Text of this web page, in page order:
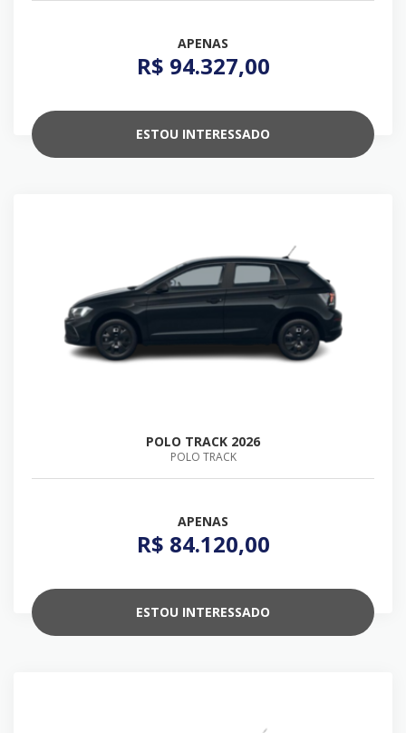
APENAS
R$ 94.327,00
ESTOU INTERESSADO
POLO TRACK 2026
POLO TRACK
APENAS
R$ 84.120,00
ESTOU INTERESSADO